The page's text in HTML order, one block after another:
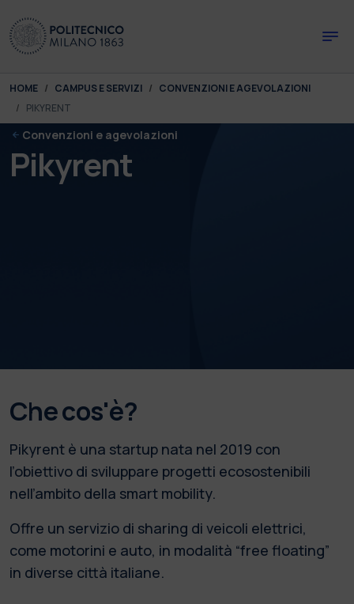
You are here:
HOME CAMPUS E SERVIZI
CONVENZIONI E AGEVOLAZIONI
PIKYRENT
Convenzioni e agevolazioni
Pikyrent
Che cos'è?
Pikyrent è una startup nata nel 2019 con
l’obiettivo di sviluppare progetti ecosostenibili
nell’ambito della smart mobility.
Offre un servizio di sharing di veicoli elettrici,
come motorini e auto, in modalità “free floating”
in diverse città italiane.